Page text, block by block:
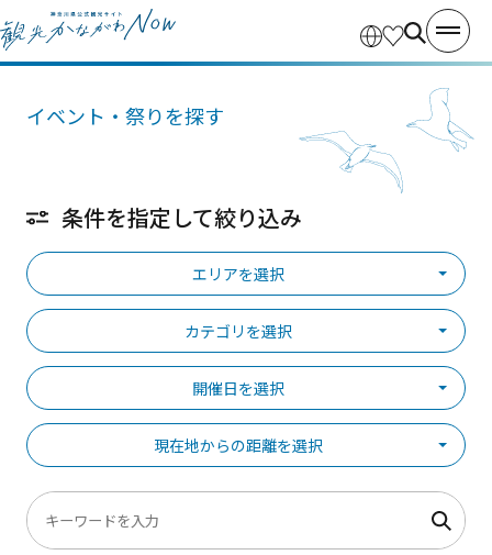
イベント・祭りを探す
条件を指定して絞り込み
エリアを選択
カテゴリを選択
開催日を選択
現在地からの距離を選択